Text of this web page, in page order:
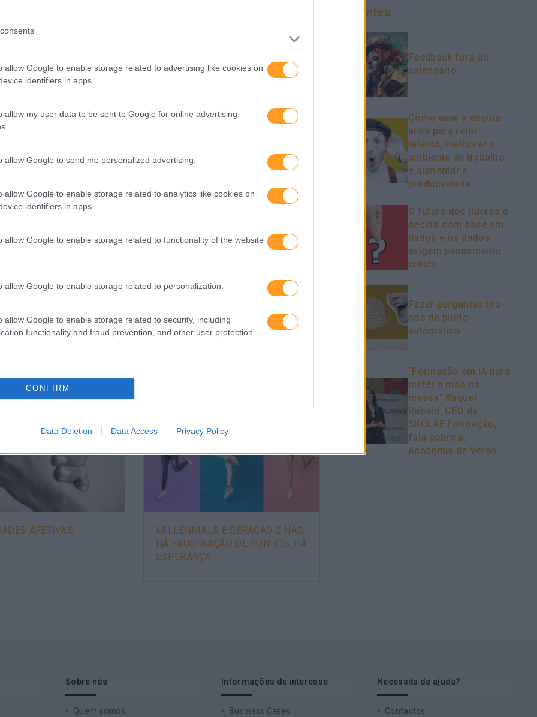
allow Google to enable storage related to advertising like cookies on
identifiers in apps.
allow my user data to be sent to Google for online advertising
allow Google to send me personalized advertising.
allow Google to enable storage related to analytics like cookies on
identifiers in apps.
allow Google to enable storage related to functionality of the website
allow Google to enable storage related to personalization.
allow Google to enable storage related to security, including
functionality and fraud prevention, and other user protection.
CONFIRM
Data Deletion Data Access Privacy Policy
pessoal, faz sentido acompanharem cada vez mais as tendências e
às solicitações dos clientes para ajudá-los a evoluir e
Seguinte
REDUZIR O STRESS
AFETIVAS
MILLENNIALS E GERAÇÃO Z NÃO
HÁ FRUSTRAÇÃO DE SONHOS, HÁ
ESPERANÇA!
Recentes
Feedback fora do
calendário
Como usar a escuta
ativa para reter
talento, melhorar o
ambiente de trabalho
e aumentar a
produtividade
O futuro dos líderes é
decidir com base em
dados e os dados
exigem pensamento
crítico
Fazer perguntas tira-
nos do piloto
automático
“Formação em IA para
meter a mão na
massa” Raquel
Rebelo, CEO da
SKOLAE Formação,
fala sobre a
Academia de Verão
Sobre nós
Quem somos
Informações de interesse
Business Cases
Necessita de ajuda?
Contactos